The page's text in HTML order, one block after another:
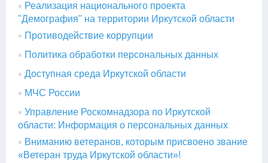
Реализация национального проекта
"Демография" на территории Иркутской области
Противодействие коррупции
Политика обработки персональных данных
Доступная среда Иркутской области
МЧС России
Управление Роскомнадзора по Иркутской
области: Информация о персональных данных
Вниманию ветеранов, которым присвоено звание
«Ветеран труда Иркутской области»!